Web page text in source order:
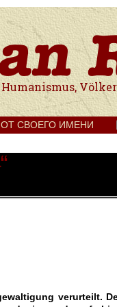
und
ОТ СВОЕГО ИМЕНИ
verurteilt.